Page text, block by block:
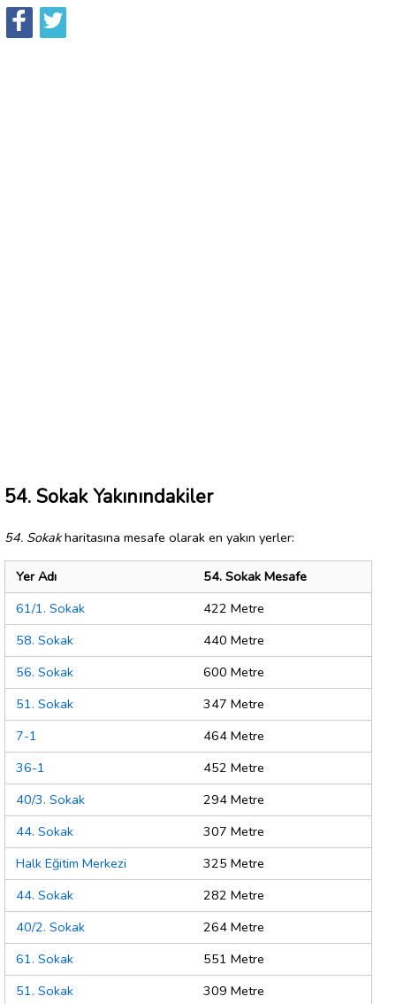
54. Sokak Yakınındakiler
54. Sokakharitasına mesafe olarak en yakın yerler:
Yer Adı
54. Sokak Mesafe
61/1. Sokak
422 Metre
58. Sokak
440 Metre
56. Sokak
600 Metre
51. Sokak
347 Metre
7-1
464 Metre
36-1
452 Metre
40/3. Sokak
294 Metre
44. Sokak
307 Metre
Halk Eğitim Merkezi
325 Metre
44. Sokak
282 Metre
40/2. Sokak
264 Metre
61. Sokak
551 Metre
51. Sokak
309 Metre